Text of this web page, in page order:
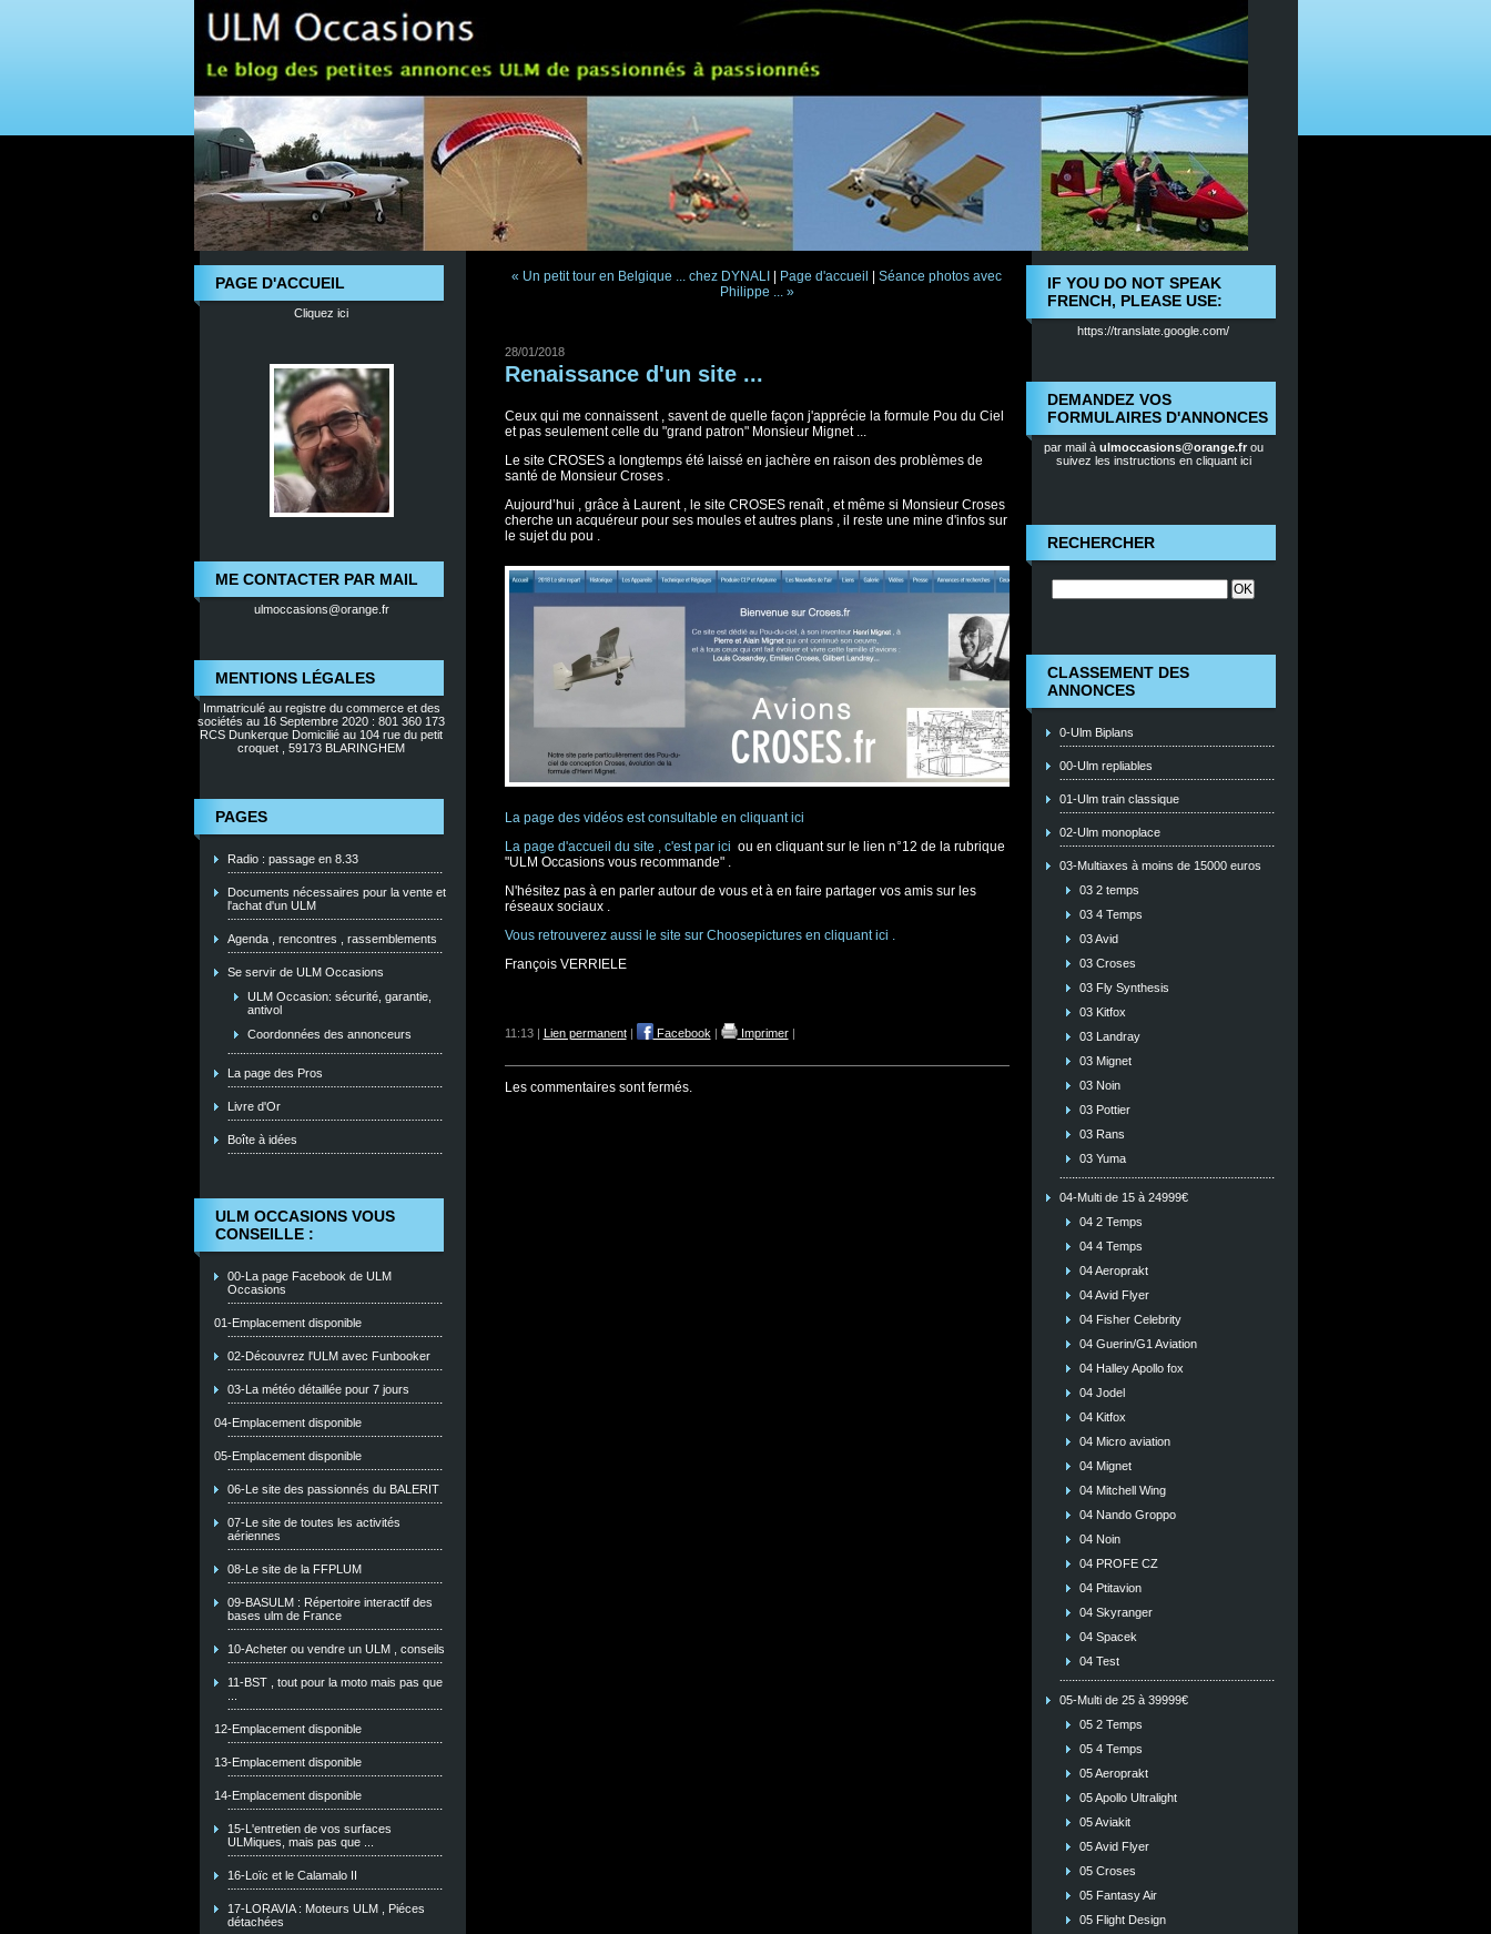
PAGE D'ACCUEIL
Cliquez ici
ME CONTACTER PAR MAIL
ulmoccasions@orange.fr
MENTIONS LÉGALES
Immatriculé au registre du commerce et des
sociétés au 16 Septembre 2020 : 801 360 173
RCS Dunkerque Domicilié au 104 rue du petit
croquet , 59173 BLARINGHEM
PAGES
Radio : passage en 8.33
Documents nécessaires pour la vente et
l'achat d'un ULM
Agenda , rencontres , rassemblements
Se servir de ULM Occasions
ULM Occasion: sécurité, garantie,
antivol
Coordonnées des annonceurs
La page des Pros
Livre d'Or
Boîte à idées
ULM OCCASIONS VOUS
CONSEILLE :
00-La page Facebook de ULM
Occasions
01-Emplacement disponible
02-Découvrez l'ULM avec Funbooker
03-La météo détaillée pour 7 jours
04-Emplacement disponible
05-Emplacement disponible
06-Le site des passionnés du BALERIT
07-Le site de toutes les activités
aériennes
08-Le site de la FFPLUM
09-BASULM : Répertoire interactif des
bases ulm de France
10-Acheter ou vendre un ULM , conseils
11-BST , tout pour la moto mais pas que
12-Emplacement disponible
13-Emplacement disponible
14-Emplacement disponible
15-L'entretien de vos surfaces
ULMiques, mais pas que ...
16-Loïc et le Calamalo II
17-LORAVIA : Moteurs ULM , Piéces
détachées
IF YOU DO NOT SPEAK
FRENCH, PLEASE USE:
https://translate.google.com/
DEMANDEZ VOS
FORMULAIRES D'ANNONCES
par mail à ulmoccasions@orange.frou
suivez les instructions en cliquant ici
RECHERCHER
CLASSEMENT DES
ANNONCES
0-Ulm Biplans
00-Ulm repliables
01-Ulm train classique
02-Ulm monoplace
03-Multiaxes à moins de 15000 euros
03 2 temps
03 4 Temps
03 Avid
03 Croses
03 Fly Synthesis
03 Kitfox
03 Landray
03 Mignet
03 Noin
03 Pottier
03 Rans
03 Yuma
04-Multi de 15 à 24999€
04 2 Temps
04 4 Temps
04 Aeroprakt
04 Avid Flyer
04 Fisher Celebrity
04 Guerin/G1 Aviation
04 Halley Apollo fox
04 Jodel
04 Kitfox
04 Micro aviation
04 Mignet
04 Mitchell Wing
04 Nando Groppo
04 Noin
04 PROFE CZ
04 Ptitavion
04 Skyranger
04 Spacek
04 Test
05-Multi de 25 à 39999€
05 2 Temps
05 4 Temps
05 Aeroprakt
05 Apollo Ultralight
05 Aviakit
05 Avid Flyer
05 Croses
05 Fantasy Air
05 Flight Design
« Un petit tour en Belgique ... chez DYNALI Page d'accueil
Séance photos avec
Philippe ... »
28/01/2018
Renaissance d'un site ...
Ceux qui me connaissent , savent de quelle façon j'apprécie la formule Pou du Ciel
et pas seulement celle du "grand patron" Monsieur Mignet ...
Le site CROSES a longtemps été laissé en jachère en raison des problèmes de
santé de Monsieur Croses .
Aujourd’hui , grâce à Laurent , le site CROSES renaît , et même si Monsieur Croses
cherche un acquéreur pour ses moules et autres plans , il reste une mine d'infos sur
le sujet du pou .
La page des vidéos est consultable en cliquant ici
La page d'accueil du site , c'est par ici ou en cliquant sur le lien n°12 de la rubrique
"ULM Occasions vous recommande" .
N'hésitez pas à en parler autour de vous et à en faire partager vos amis sur les
réseaux sociaux .
Vous retrouverez aussi le site sur Choosepictures en cliquant ici .
François VERRIELE
11:13 | Lien permanent| Facebook | Imprimer|
Les commentaires sont fermés.